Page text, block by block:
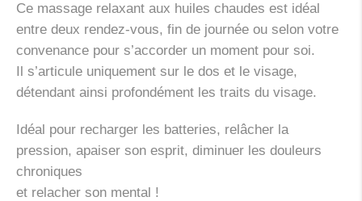
Ce massage relaxant aux huiles chaudes est idéal
entre deux rendez-vous, fin de journée ou selon votre
convenance pour s’accorder un moment pour soi.
Il s’articule uniquement sur le dos et le visage,
détendant ainsi profondément les traits du visage.
Idéal pour recharger les batteries, relâcher la
pression, apaiser son esprit, diminuer les douleurs
chroniques
et relacher son mental !